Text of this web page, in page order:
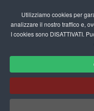
Utilizziamo cookies per
analizzare il nostro traffico e,
I cookies sono DISATTIVATI.